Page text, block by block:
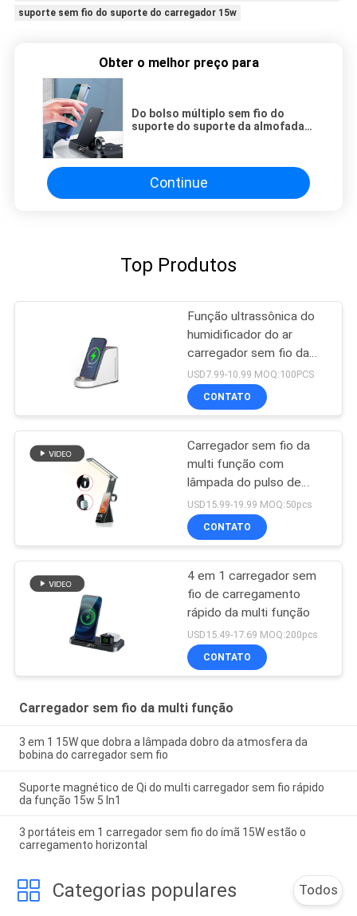
suporte sem fio do suporte do carregador 15w
Obter o melhor preço para
Do bolso múltiplo sem fio do
suporte do suporte da almofada
Continue
Top Produtos
Função ultrassônica do
humidificador do ar
carregador sem fio da
multi
USD7.99-10.99 MOQ:100PCS
CONTATO
Carregador sem fio da
multi função com
lâmpada do pulso de
disparo
USD15.99-19.99 MOQ:50pcs
CONTATO
4 em 1 carregador sem
fio de carregamento
rápido da multi função
USD15.49-17.69 MOQ:200pcs
CONTATO
Carregador sem fio da multi função
3 em 1 15W que dobra a lâmpada dobro da atmosfera da
bobina do carregador sem fio
Suporte magnético de Qi do multi carregador sem fio rápido
da função 15w 5 In1
3 portáteis em 1 carregador sem fio do ímã 15W estão o
carregamento horizontal
Categorias populares Todos